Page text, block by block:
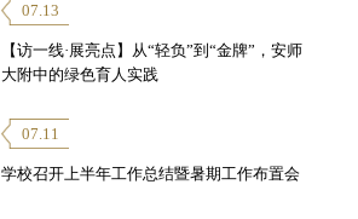
07.13
【访一线·展亮点】从“轻负”到“金牌”，安师
大附中的绿色育人实践
07.11
学校召开上半年工作总结暨暑期工作布置会